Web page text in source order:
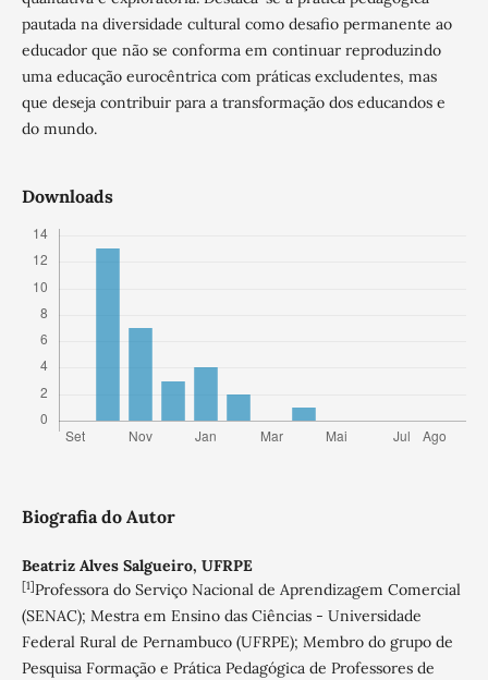
pautada na diversidade cultural como desafio permanente ao
educador que não se conforma em continuar reproduzindo
uma educação eurocêntrica com práticas excludentes, mas
que deseja contribuir para a transformação dos educandos e
do mundo.
Downloads
Biografia do Autor
Beatriz Alves Salgueiro, UFRPE
[1]Professora do Serviço Nacional de Aprendizagem Comercial
(SENAC); Mestra em Ensino das Ciências - Universidade
Federal Rural de Pernambuco (UFRPE); Membro do grupo de
Pesquisa Formação e Prática Pedagógica de Professores de